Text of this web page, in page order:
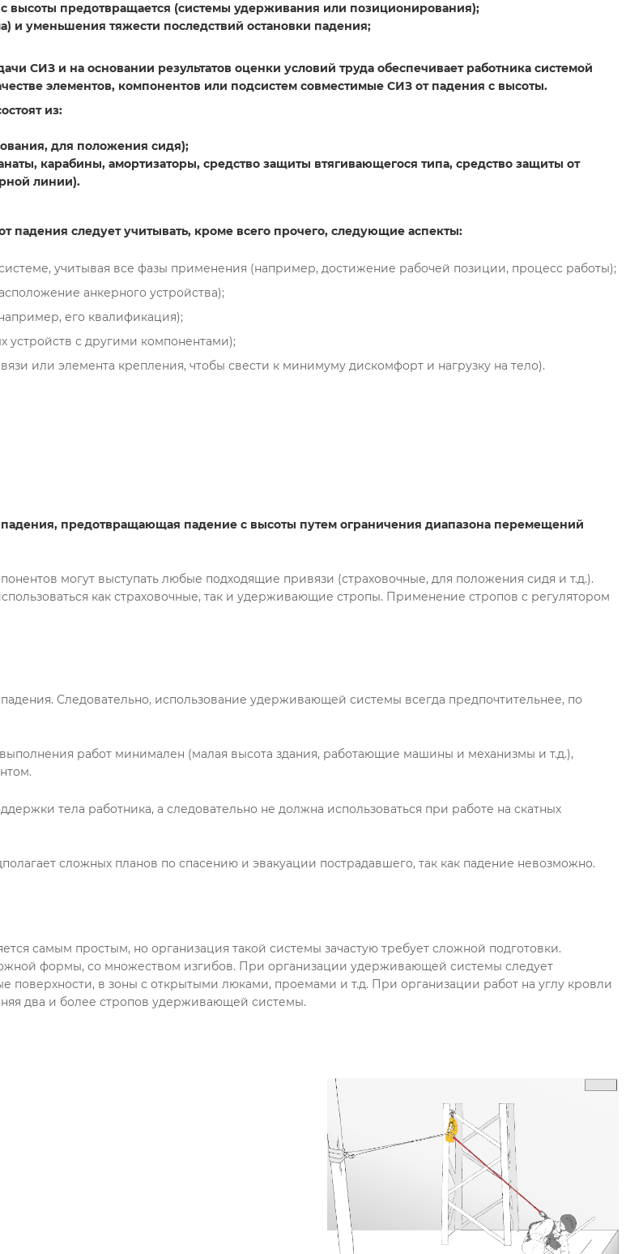
высоты предотвращается (системы удерживания или позиционирования);
и уменьшения тяжести последствий остановки падения;
СИЗ и на основании результатов оценки условий труда обеспечивает работника системой
элементов, компонентов или подсистем совместимые СИЗ от падения с высоты.
из:
для положения сидя);
карабины, амортизаторы, средство защиты втягивающегося типа, средство защиты от
линии).
следует учитывать, кроме всего прочего, следующие аспекты:
учитывая все фазы применения (например, достижение рабочей позиции, процесс работы);
анкерного устройства);
его квалификация);
устройств с другими компонентами);
или элемента крепления, чтобы свести к минимуму дискомфорт и нагрузку на тело).
предотвращающая падение с высоты путем ограничения диапазона перемещений
могут выступать любые подходящие привязи (страховочные, для положения сидя и т.д.).
как страховочные, так и удерживающие стропы. Применение стропов с регулятором
Следовательно, использование удерживающей системы всегда предпочтительнее, по
выполнения работ минимален (малая высота здания, работающие машины и механизмы и т.д.),
тела работника, а следовательно не должна использоваться при работе на скатных
сложных планов по спасению и эвакуации пострадавшего, так как падение невозможно.
самым простым, но организация такой системы зачастую требует сложной подготовки.
формы, со множеством изгибов. При организации удерживающей системы следует
поверхности, в зоны с открытыми люками, проемами и т.д. При организации работ на углу кровли
два и более стропов удерживающей системы.